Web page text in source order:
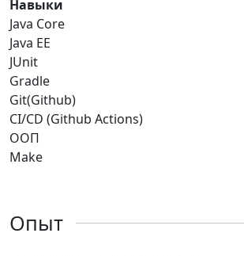
Навыки
Java Core
Java EE
JUnit
Gradle
Git(Github)
CI/CD (Github Actions)
ООП
Make
Опыт